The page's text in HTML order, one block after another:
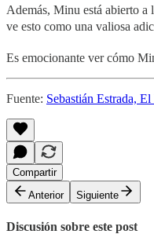
Además, Minu está abierto a
ve esto como una valiosa
Es emocionante ver cómo
Fuente: Sebastián Estrada,
Compartir
Anterior
Siguiente
Discusión sobre este post